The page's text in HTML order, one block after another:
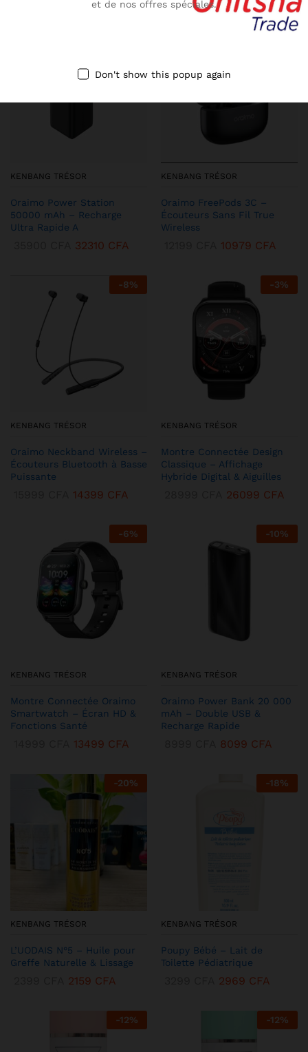
KENBANG TRÉSOR
Oraimo Power Station
50000 mAh – Recharge
Ultra Rapide A
32310 CFA
- %
KENBANG TRÉSOR
Oraimo FreePods 3C –
Écouteurs Sans Fil True
Wireless
10979 CFA
-8%
KENBANG TRÉSOR
Oraimo Neckband Wireless –
Écouteurs Bluetooth à Basse
Puissante
14399 CFA
-3%
KENBANG TRÉSOR
Montre Connectée Design
Classique – Affichage
Hybride Digital & Aiguilles
26099 CFA
-6%
KENBANG TRÉSOR
Montre Connectée Oraimo
Smartwatch – Écran HD &
Fonctions Santé
13499 CFA
-10%
KENBANG TRÉSOR
Oraimo Power Bank 20 000
mAh – Double USB &
Recharge Rapide
8099 CFA
-20%
KENBANG TRÉSOR
L’UODAIS N°5 – Huile pour
Greffe Naturelle & Lissage
2159 CFA
-18%
KENBANG TRÉSOR
Poupy Bébé – Lait de
Toilette Pédiatrique
2969 CFA
-12% -12%
et de nos offres spéciales.
Don't show this popup again